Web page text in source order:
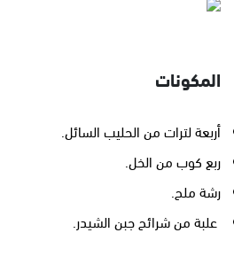
المكونات
أربعة لترات من الحليب السائل.
ربع كوب من الخل.
رشة ملح.
علبة من شرائح جبن الشيدر.